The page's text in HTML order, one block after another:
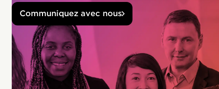
Communiquez avec nous